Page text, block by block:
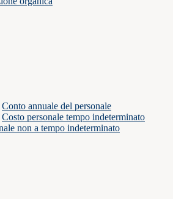
Conto annuale del personale
Costo personale tempo indeterminato
non a tempo indeterminato